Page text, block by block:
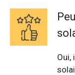
Oui,